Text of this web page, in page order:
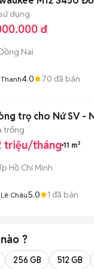
dụng
đ
Nai
Thanh4.0 70 đã bán
trọ cho Nứ SV -
trống
triệu/tháng11 m²
Hồ Chí Minh
Lê Châu5.0 1 đã bán
nào ?
256 GB 512 GB